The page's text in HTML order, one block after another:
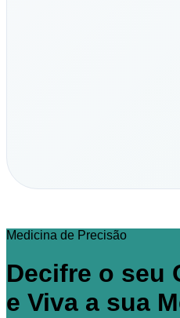
Medicina de Precisão
Decifre o seu
e Viva a sua